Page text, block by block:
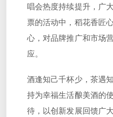
唱会热度持续提升，广
票的活动中，稻花香匠
心，对品牌推广和市场
应。
酒逢知己千杯少，茶遇
持为幸福生活酿美酒的
待，以创新发展回馈广